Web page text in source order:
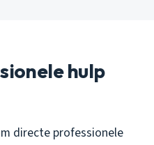
hulp
directe professionele